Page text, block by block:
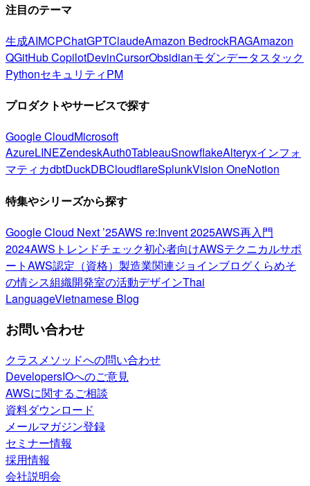
注目のテーマ
生成AIMCPChatGPTClaudeAmazon BedrockRAGAmazon
QGitHub CopilotDevinCursorObsidianモダンデータスタック
PythonセキュリティPM
プロダクトやサービスで探す
Google CloudMicrosoft
AzureLINEZendeskAuth0TableauSnowflakeAlteryxインフォ
マティカdbtDuckDBCloudflareSplunkVision OneNotion
特集やシリーズから探す
Google Cloud Next ’25AWS re:Invent 2025AWS再入門
2024AWSトレンドチェック初心者向けAWSテクニカルサポ
ートAWS認定（資格） 製造業関連ジョインブログくらめそ
の情シス組織開発室の活動デザインThai
LanguageVietnamese Blog
お問い合わせ
クラスメソッドへの問い合わせ
DevelopersIOへのご意見
AWSに関するご相談
資料ダウンロード
メールマガジン登録
セミナー情報
採用情報
会社説明会